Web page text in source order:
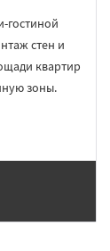
гостиной
стен и
квартир
зоны.